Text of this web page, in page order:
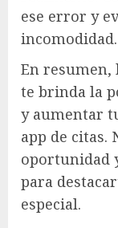
ese error y
incomodidad.
En resumen,
te brinda la
y aumentar
app de citas.
oportunidad
para
especial.